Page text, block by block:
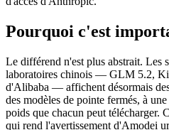
Pourquoi c'est
Le différend n'est plus abstrait. Les
laboratoires chinois — GLM 5.2,
d'Alibaba — affichent désormais
des modèles de pointe fermés, à
poids que chacun peut télécharger.
qui rend l'avertissement d'Amodei